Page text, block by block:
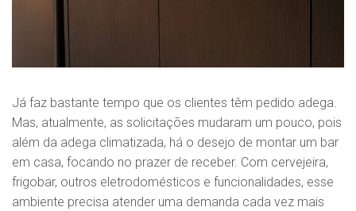
Já faz bastante tempo que os clientes têm pedido adega.
Mas, atualmente, as solicitações mudaram um pouco, pois
além da adega climatizada, há o desejo de montar um bar
em casa, focando no prazer de receber. Com cervejeira,
frigobar, outros eletrodomésticos e funcionalidades, esse
ambiente precisa atender uma demanda cada vez mais